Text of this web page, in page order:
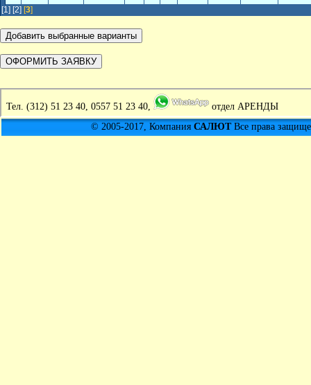
[1] [2] [3]
Тел. (312) 51 23 40, 0557 51 23 40,
отдел АРЕНДЫ
© 2005-2017, Компания САЛЮТВсе права